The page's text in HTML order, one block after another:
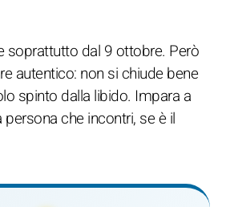
soprattutto dal 9 ottobre. Però
autentico: non si chiude bene
spinto dalla libido. Impara a
che incontri, se è il